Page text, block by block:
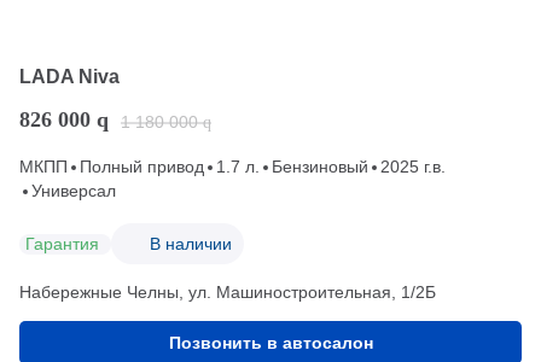
LADA Niva
826 000 q 1 180 000 q
МКПП Полный привод 1.7 л. Бензиновый
2025 г.в.
Универсал
Гарантия В наличии
Набережные Челны, ул. Машиностроительная, 1/2Б
Позвонить в автосалон